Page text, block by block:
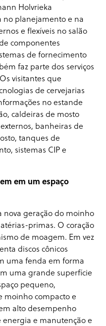
Holvrieka
no planejamento e na
e flexíveis no salão
componentes
de fornecimento
faz parte dos serviços
visitantes que
de cervejarias
no estande
caldeiras de mosto
banheiras de
tanques de
sistemas CIP e
em um espaço
nova geração do moinho
primas. O coração
de moagem. Em vez
discos cônicos
uma fenda em forma
uma grande superfície
pequeno,
moinho compacto e
alto desempenho
energia e manutenção e